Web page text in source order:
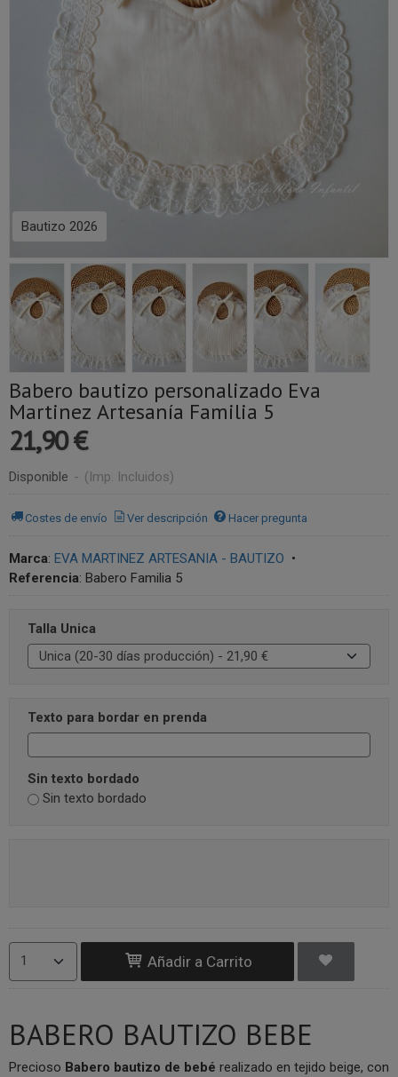
Bautizo 2026
Babero bautizo personalizado Eva
Martinez Artesanía Familia 5
21,90 €
Disponible - (Imp. Incluidos)
Costes de envío Ver descripción Hacer pregunta
Marca: EVA MARTINEZ ARTESANIA - BAUTIZO •
Referencia: Babero Familia 5
Talla Unica
Texto para bordar en prenda
Sin texto bordado
Sin texto bordado
Añadir a Carrito
BABERO BAUTIZO BEBE
Precioso Babero bautizo de bebé realizado en tejido beige, con